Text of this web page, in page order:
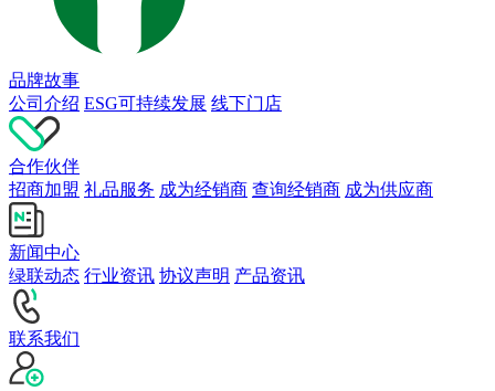
品牌故事
公司介绍 ESG可持续发展 线下门店
合作伙伴
招商加盟 礼品服务 成为经销商 查询经销商 成为供应商
新闻中心
绿联动态 行业资讯 协议声明 产品资讯
联系我们